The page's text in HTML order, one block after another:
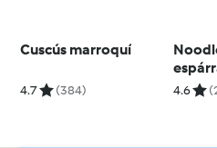
Cuscús marroquí
4.7 (384) 4.6